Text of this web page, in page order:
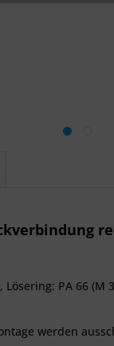
PA 66 (M
werden